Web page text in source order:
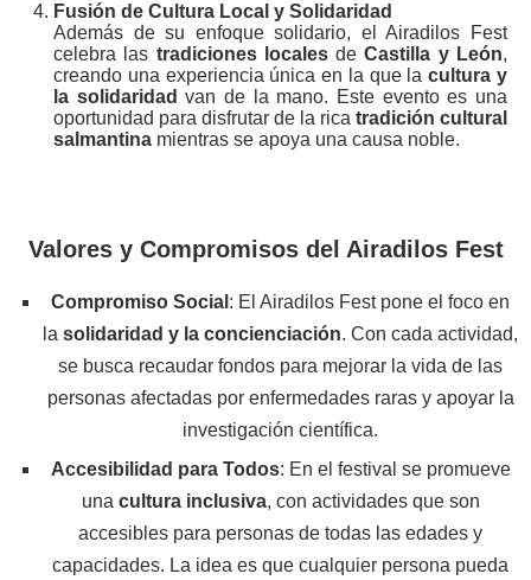
Fusión de Cultura Local y Solidaridad
Además de su enfoque solidario, el Airadilos Fest
celebra las tradiciones localesdeCastilla y León,
creando una experiencia única en la que lacultura y
la solidaridad van de la mano. Este evento es una
oportunidad para disfrutar de la rica tradición cultural
salmantina mientras se apoya una causa noble.
Valores y Compromisos del Airadilos Fest
Compromiso Social : El Airadilos Fest pone el foco en
la solidaridad y la concienciación. Con cada actividad,
se busca recaudar fondos para mejorar la vida de las
personas afectadas por enfermedades raras y apoyar la
investigación científica.
Accesibilidad para Todos: En el festival se promueve
una cultura inclusiva, con actividades que son
accesibles para personas de todas las edades y
capacidades. La idea es que cualquier persona pueda